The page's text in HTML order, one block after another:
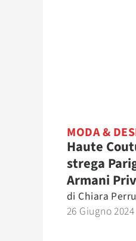
MODA &
Haute
strega
Armani
di Chiara
26 Giugno 2024